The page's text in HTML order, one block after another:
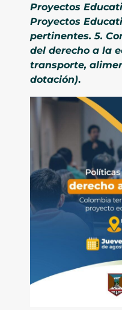
Proyectos
Proyectos
pertinentes. 5.
del derecho a la
transporte,
dotación).